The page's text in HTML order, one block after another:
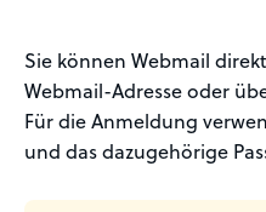
Sie können Webmail
Webmail-Adresse oder
Für die Anmeldung
und das dazugehörige